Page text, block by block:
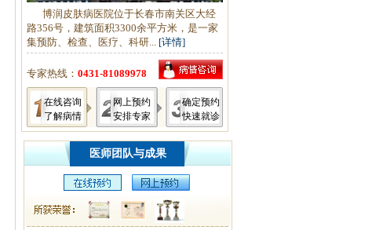
博润皮肤病医院位于长春市南关区大经
路356号，建筑面积3300余平方米，是一家
集预防、检查、医疗、科研... [详情]
专家热线： 0431-81089978
在线咨询
了解病情
网上预约
安排专家
确定预约
快速就诊
医师团队与成果